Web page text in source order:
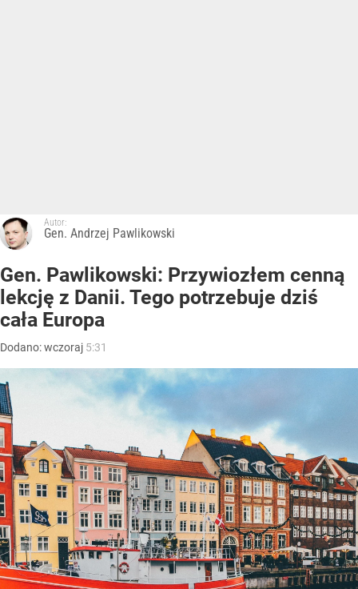
Autor:
Gen. Andrzej Pawlikowski
Gen. Pawlikowski: Przywiozłem cenną
lekcję z Danii. Tego potrzebuje dziś
cała Europa
Dodano:wczoraj 5:31